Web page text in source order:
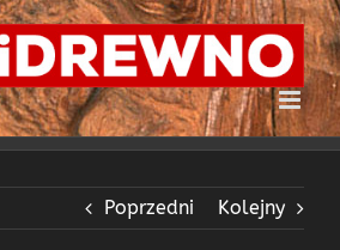
Poprzedni Kolejny